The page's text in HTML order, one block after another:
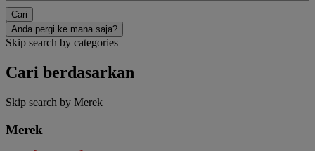
Cari
Anda pergi ke mana saja?
Skip search by categories
Cari berdasarkan
Skip search by Merek
Merek